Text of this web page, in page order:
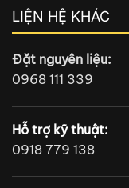
LIỆN HỆ KHÁC
Đặt nguyên liệu:
0968 111 339
Hỗ trợ kỹ thuật:
0918 779 138